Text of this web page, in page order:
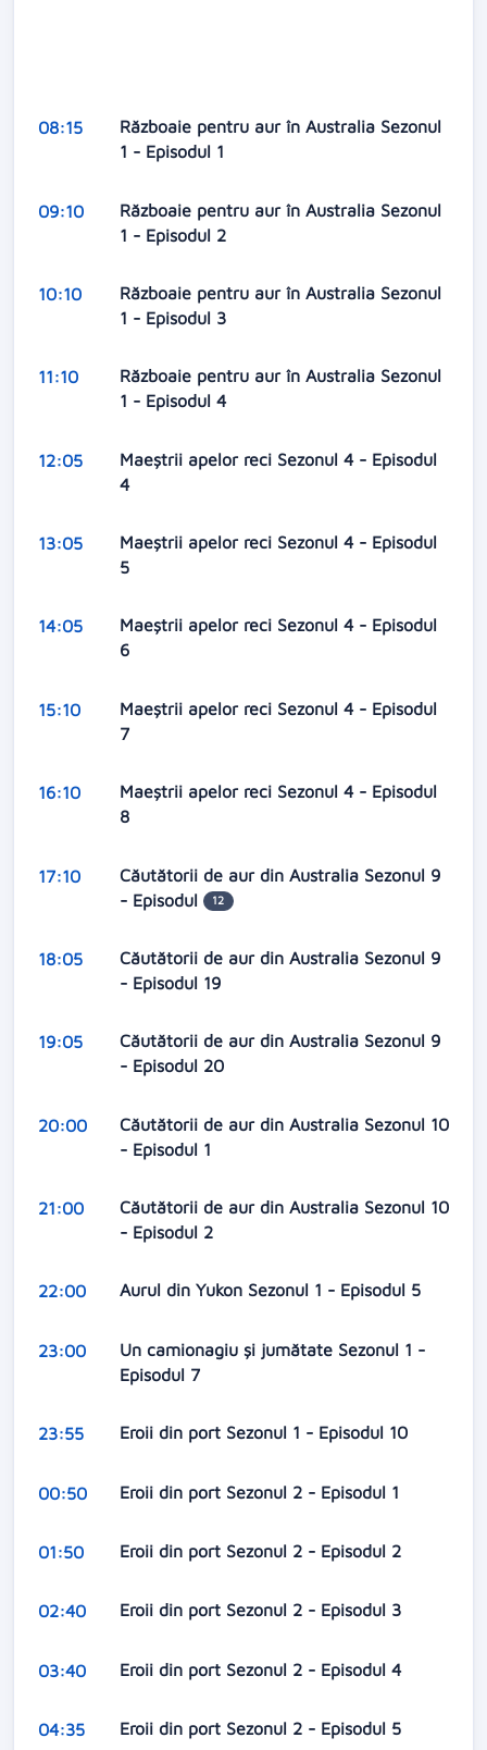
08:15
Războaie pentru aur în Australia Sezonul
1 - Episodul 1
09:10
Războaie pentru aur în Australia Sezonul
1 - Episodul 2
10:10
Războaie pentru aur în Australia Sezonul
1 - Episodul 3
11:10
Războaie pentru aur în Australia Sezonul
1 - Episodul 4
12:05
Maeștrii apelor reci Sezonul 4 - Episodul
4
13:05
Maeștrii apelor reci Sezonul 4 - Episodul
5
14:05
Maeștrii apelor reci Sezonul 4 - Episodul
6
15:10
Maeștrii apelor reci Sezonul 4 - Episodul
7
16:10
Maeștrii apelor reci Sezonul 4 - Episodul
8
17:10
Căutătorii de aur din Australia Sezonul 9
- Episodul
12
18:05
Căutătorii de aur din Australia Sezonul 9
- Episodul 19
19:05
Căutătorii de aur din Australia Sezonul 9
- Episodul 20
20:00
Căutătorii de aur din Australia Sezonul 10
- Episodul 1
21:00
Căutătorii de aur din Australia Sezonul 10
- Episodul 2
22:00 Aurul din Yukon Sezonul 1 - Episodul 5
23:00
Un camionagiu și jumătate Sezonul 1 -
Episodul 7
23:55 Eroii din port Sezonul 1 - Episodul 10
00:50 Eroii din port Sezonul 2 - Episodul 1
01:50 Eroii din port Sezonul 2 - Episodul 2
02:40 Eroii din port Sezonul 2 - Episodul 3
03:40 Eroii din port Sezonul 2 - Episodul 4
04:35 Eroii din port Sezonul 2 - Episodul 5